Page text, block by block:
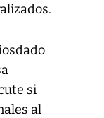
si
al